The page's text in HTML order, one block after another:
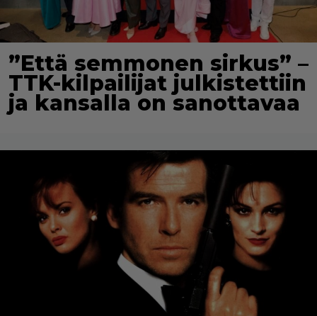
”Että semmonen sirkus” –
TTK-kilpailijat julkistettiin
ja kansalla on sanottavaa